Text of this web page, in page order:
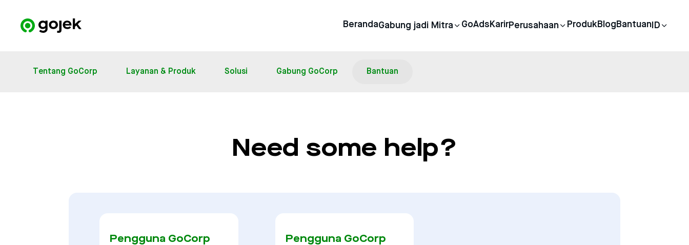
BerandaGabung jadi Mitra GoAds KarirPerusahaan ProdukBlog Bantuan ID
Tentang GoCorp Layanan & Produk Solusi Gabung GoCorp Bantuan
Need some help?
Pengguna GoCorp
Pengguna GoCorp